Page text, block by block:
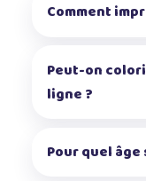
Comment
Peut-on
ligne ?
Pour quel